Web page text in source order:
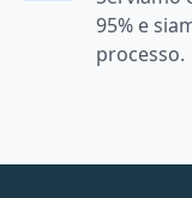
95% e
processo.